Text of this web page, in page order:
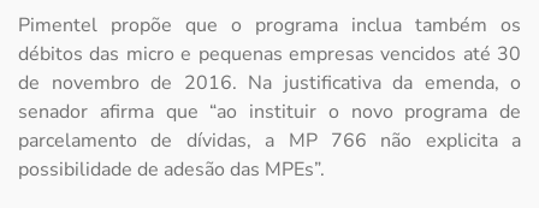
Pimentel propõe que o programa inclua também os
débitos das micro e pequenas empresas vencidos até 30
de novembro de 2016. Na justificativa da emenda, o
senador afirma que “ao instituir o novo programa de
parcelamento de dívidas, a MP 766 não explicita a
possibilidade de adesão das MPEs”.